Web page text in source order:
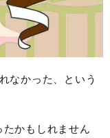
なかった、という
かもしれません